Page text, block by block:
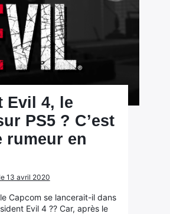
Evil 4, le
PS5 ? C’est
rumeur en
13 avril 2020
Capcom se lancerait-il dans
Evil 4 ?? Car, après le